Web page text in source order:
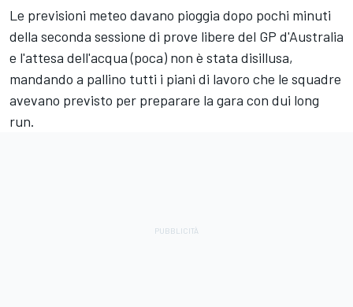
Le previsioni meteo davano pioggia dopo pochi minuti
della seconda sessione di prove libere del GP d'Australia
e l'attesa dell'acqua (poca) non è stata disillusa,
mandando a pallino tutti i piani di lavoro che le squadre
avevano previsto per preparare la gara con dui long
run.